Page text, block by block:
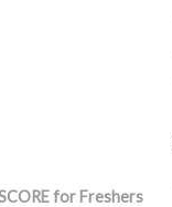
for Freshers